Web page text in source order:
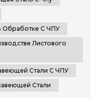
статье мы
проанализировать
в ее
обработке с
Обработке С ЧПУ
Листового
Стали С ЧПУ
Стали